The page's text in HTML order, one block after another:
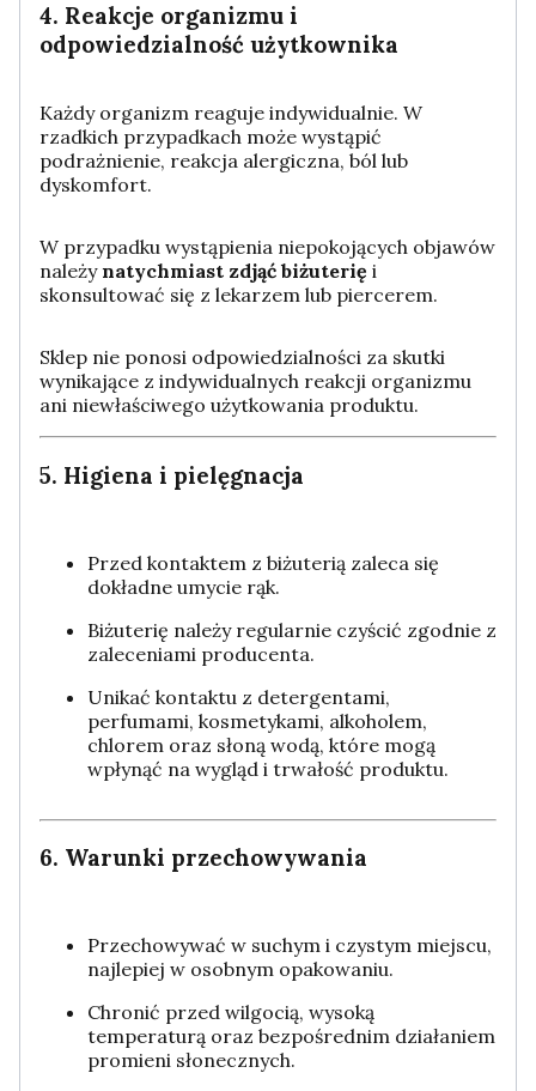
4. Reakcje organizmu i
odpowiedzialność użytkownika
Każdy organizm reaguje indywidualnie. W
rzadkich przypadkach może wystąpić
podrażnienie, reakcja alergiczna, ból lub
dyskomfort.
W przypadku wystąpienia niepokojących objawów
należynatychmiast zdjąć biżuterię i
skonsultować się z lekarzem lub piercerem.
Sklep nie ponosi odpowiedzialności za skutki
wynikające z indywidualnych reakcji organizmu
ani niewłaściwego użytkowania produktu.
5. Higiena i pielęgnacja
Przed kontaktem z biżuterią zaleca się
dokładne umycie rąk.
Biżuterię należy regularnie czyścić zgodnie z
zaleceniami producenta.
Unikać kontaktu z detergentami,
perfumami, kosmetykami, alkoholem,
chlorem oraz słoną wodą, które mogą
wpłynąć na wygląd i trwałość produktu.
6. Warunki przechowywania
Przechowywać w suchym i czystym miejscu,
najlepiej w osobnym opakowaniu.
Chronić przed wilgocią, wysoką
temperaturą oraz bezpośrednim działaniem
promieni słonecznych.